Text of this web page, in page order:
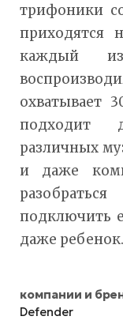
трифоники
каждый из
охватывает
подходит
различных
и даже
подключить
даже ребенок.
компании и
Defender